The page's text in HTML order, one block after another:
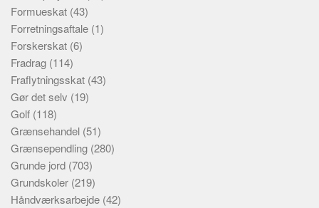
Formueskat (43)
Forretningsaftale (1)
Forskerskat (6)
Fradrag (114)
Fraflytningsskat (43)
Gør det selv (19)
Golf (118)
Grænsehandel (51)
Grænsependling (280)
Grunde jord (703)
Grundskoler (219)
Håndværksarbejde (42)